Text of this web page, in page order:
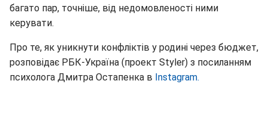
багато пар, точніше, від недомовленості ними
керувати.
Про те, як уникнути конфліктів у родині через бюджет,
розповідає РБК-Україна (проект Styler) з посиланням
психолога Дмитра Остапенка в Instagram.